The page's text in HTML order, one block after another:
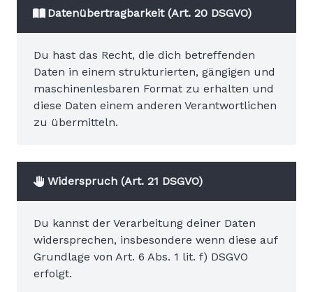
Datenübertragbarkeit (Art. 20 DSGVO)
Du hast das Recht, die dich betreffenden
Daten in einem strukturierten, gängigen und
maschinenlesbaren Format zu erhalten und
diese Daten einem anderen Verantwortlichen
zu übermitteln.
Widerspruch (Art. 21 DSGVO)
Du kannst der Verarbeitung deiner Daten
widersprechen, insbesondere wenn diese auf
Grundlage von Art. 6 Abs. 1 lit. f) DSGVO
erfolgt.